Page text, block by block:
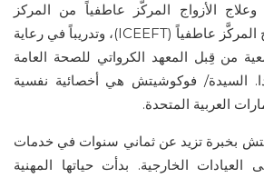
وعلاج الأزواج المركَّز عاطفياً من المركز
الدولي للتميز في العلاج المركَّز عاطفياً (ICEEFT)، وتدريباً في رعاية
من قِبل المعهد الكرواتي للصحة العامة
السيدة/ فوكوشیتش هي أخصائية نفسية
العربية المتحدة.
بخبرة تزيد عن ثماني سنوات في خدمات
الخارجية. بدأت حياتها المهنية